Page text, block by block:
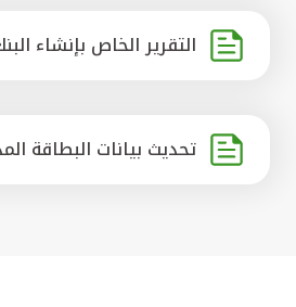
التقرير الخاص بإنشاء
تحديث بيانات البطاقة